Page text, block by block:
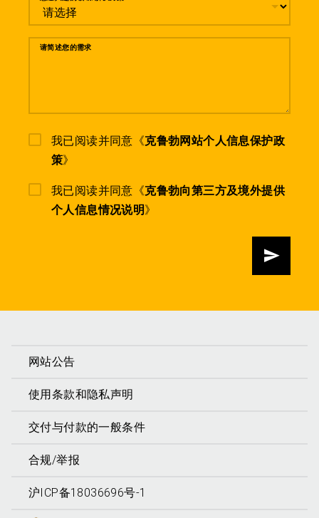
请简述您的需求
我已阅读并同意《克鲁勃网站个人信息保护政
策》
我已阅读并同意《克鲁勃向第三方及境外提供
个人信息情况说明》
发送
网站公告
使用条款和隐私声明
交付与付款的一般条件
合规/举报
沪ICP备18036696号-1